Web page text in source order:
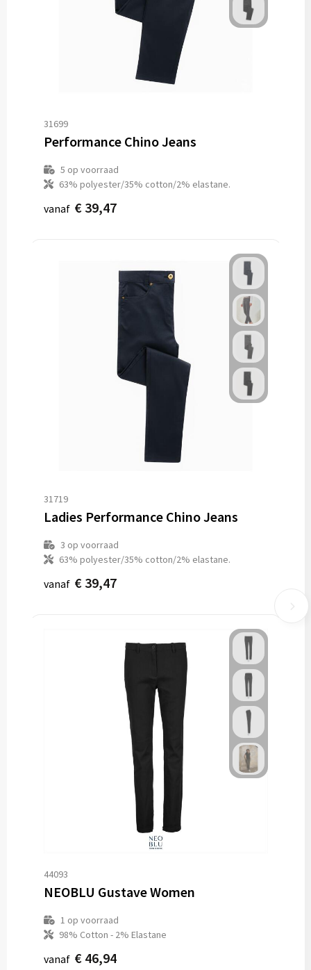
31699
Performance Chino Jeans
5 op voorraad
63% polyester/35% cotton/2% elastane.
vanaf € 39,47
31719
Ladies Performance Chino Jeans
3 op voorraad
63% polyester/35% cotton/2% elastane.
vanaf € 39,47
44093
NEOBLU Gustave Women
1 op voorraad
98% Cotton - 2% Elastane
vanaf € 46,94